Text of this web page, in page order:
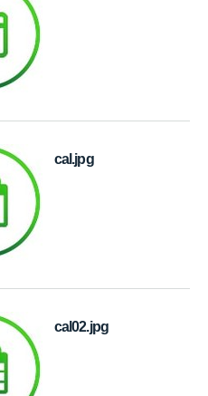
cal.jpg
cal02.jpg